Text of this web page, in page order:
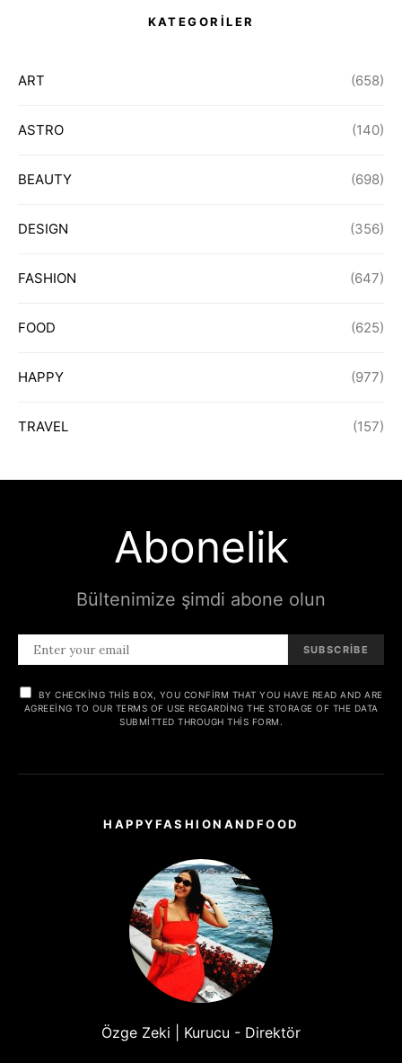
KATEGORİLER
ART (658)
ASTRO (140)
BEAUTY (698)
DESIGN (356)
FASHION (647)
FOOD (625)
HAPPY (977)
TRAVEL (157)
Abonelik
Bültenimize şimdi abone olun
SUBSCRIBE
BY CHECKING THIS BOX, YOU CONFIRM THAT YOU HAVE READ AND ARE
AGREEING TO OUR TERMS OF USE REGARDING THE STORAGE OF THE DATA
SUBMITTED THROUGH THIS FORM.
HAPPYFASHIONANDFOOD
Özge Zeki | Kurucu - Direktör